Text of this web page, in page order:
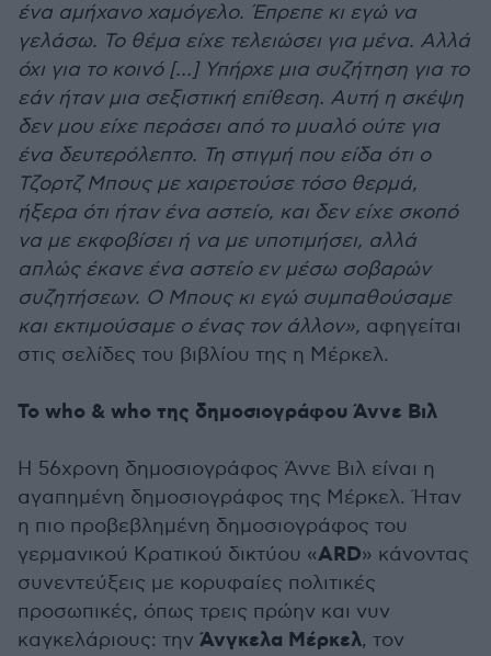
ένα αμήχανο χαμόγελο. Έπρεπε κι εγώ να
γελάσω. Το θέμα είχε τελειώσει για μένα. Αλλά
όχι για το κοινό […] Υπήρχε μια συζήτηση για το
εάν ήταν μια σεξιστική επίθεση. Αυτή η σκέψη
δεν μου είχε περάσει από το μυαλό ούτε για
ένα δευτερόλεπτο. Τη στιγμή που είδα ότι ο
Τζορτζ Μπους με χαιρετούσε τόσο θερμά,
ήξερα ότι ήταν ένα αστείο, και δεν είχε σκοπό
να με εκφοβίσει ή να με υποτιμήσει, αλλά
απλώς έκανε ένα αστείο εν μέσω σοβαρών
συζητήσεων. Ο Μπους κι εγώ συμπαθούσαμε
και εκτιμούσαμε ο ένας τον άλλον», αφηγείται
στις σελίδες του βιβλίου της η Μέρκελ.
Το who & who της δημοσιογράφου Άννε Βιλ
Η 56χρονη δημοσιογράφος Άννε Βιλ είναι η
αγαπημένη δημοσιογράφος της Μέρκελ. Ήταν
η πιο προβεβλημένη δημοσιογράφος του
γερμανικού Κρατικού δικτύου «ARD» κάνοντας
συνεντεύξεις με κορυφαίες πολιτικές
προσωπικές, όπως τρεις πρώην και νυν
καγκελάριους: την Άνγκελα Μέρκελ, τον